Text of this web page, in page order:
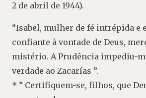
2 de abril de 1944).
“Isabel, mulher de fé intrépida e
confiante à vontade de Deus,
mistério. A Prudência impediu-
verdade ao Zacarías ”.
* ” Certifiquem-se, filhos, que